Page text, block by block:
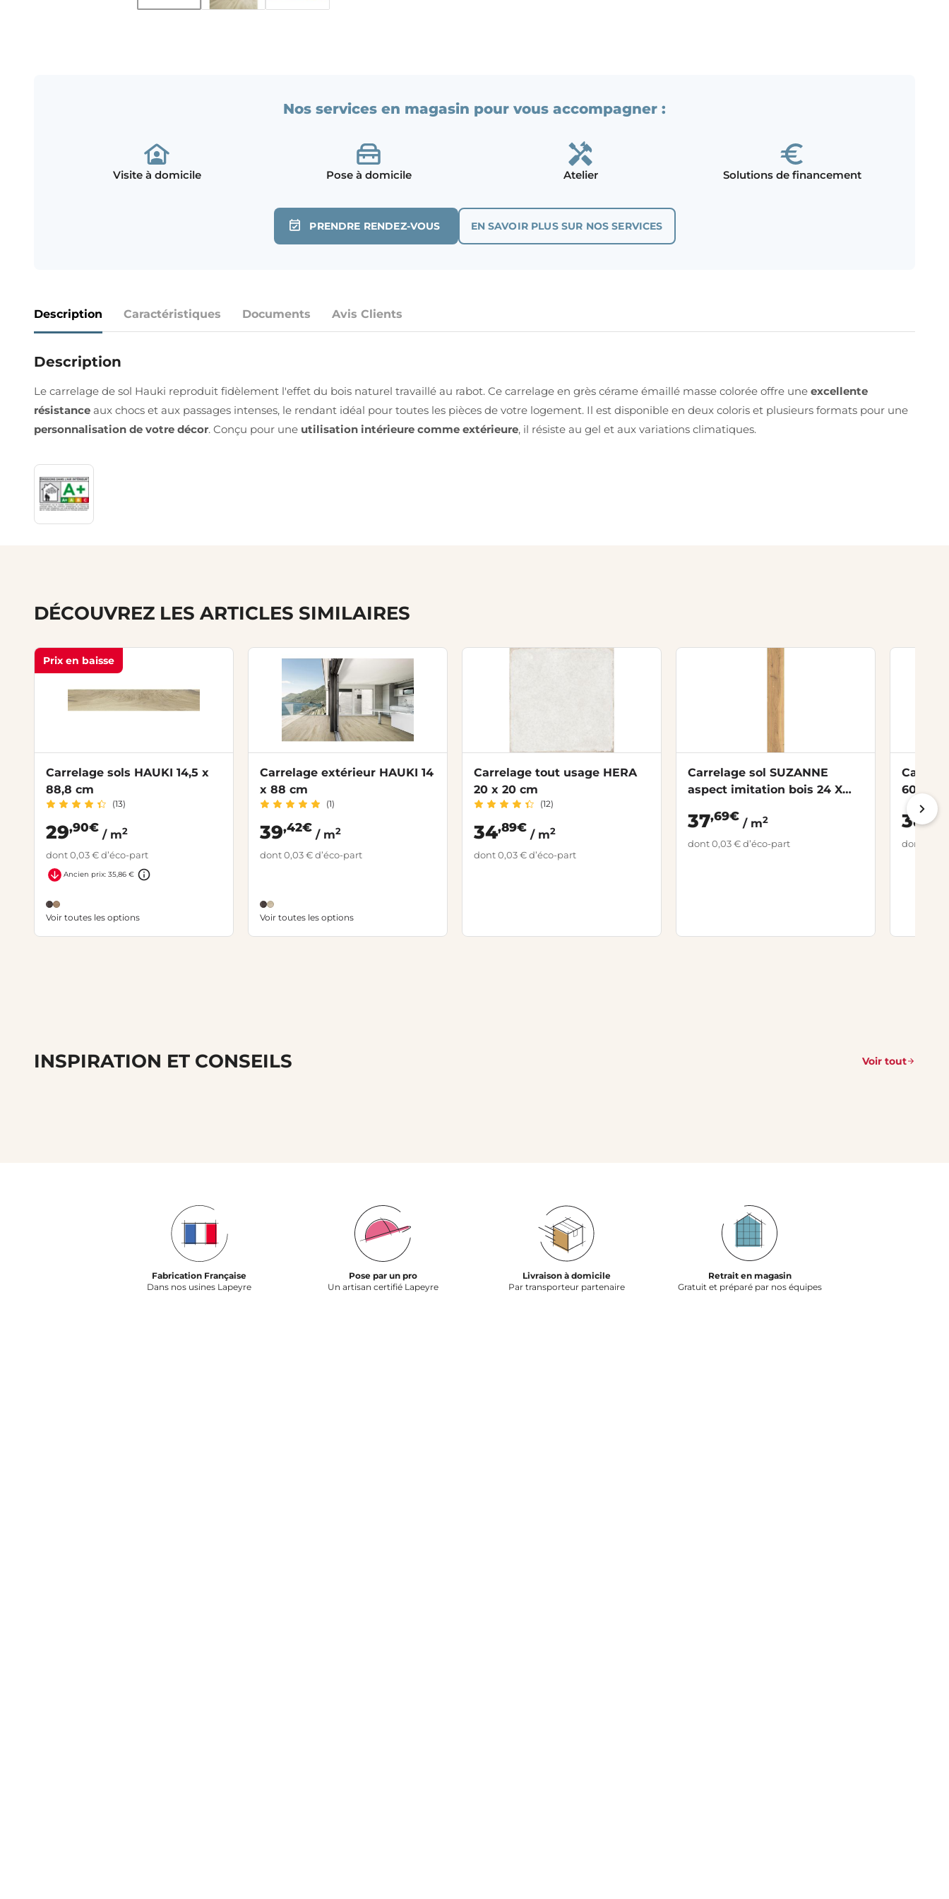
Nos services en magasin pour vous accompagner :
Visite à domicile Pose à domicile Atelier Solutions de financement
PRENDRE RENDEZ-VOUS EN SAVOIR PLUS SUR NOS SERVICES
Description Caractéristiques Documents Avis Clients
Description
Le carrelage de sol Hauki reproduit fidèlement l'effet du bois naturel travaillé au rabot. Ce carrelage en grès cérame émaillé masse colorée offre une excellente
résistance aux chocs et aux passages intenses, le rendant idéal pour toutes les pièces de votre logement. Il est disponible en deux coloris et plusieurs formats pour une
personnalisation de votre décor. Conçu pour une utilisation intérieure comme extérieure, il résiste au gel et aux variations climatiques.
DÉCOUVREZ LES ARTICLES SIMILAIRES
Prix en baisse
Carrelage sols HAUKI 14,5 x
88,8 cm
(13)
29,90€
/ m2
dont 0,03 € d’éco-part
Ancien prix: 35,86 €
Voir toutes les options
Carrelage extérieur HAUKI 14
x 88 cm
(1)
39,42€
/ m2
dont 0,03 € d’éco-part
Voir toutes les options
Carrelage tout usage HERA
20 x 20 cm
(12)
34,89€
/ m2
dont 0,03 € d’éco-part
Carrelage sol SUZANNE
aspect imitation bois 24 X
37,69€
/ m2
dont 0,03 € d’éco-part
60X60
38
dont 0,03
INSPIRATION ET CONSEILS Voir tout
Fabrication Française
Dans nos usines Lapeyre
Pose par un pro
Un artisan certifié Lapeyre
Livraison à domicile
Par transporteur partenaire
Retrait en magasin
Gratuit et préparé par nos équipes